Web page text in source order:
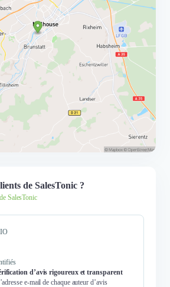
de SalesTonic ?
SalesTonic
d’avis rigoureux et transparent
e-mail de chaque auteur d’avis